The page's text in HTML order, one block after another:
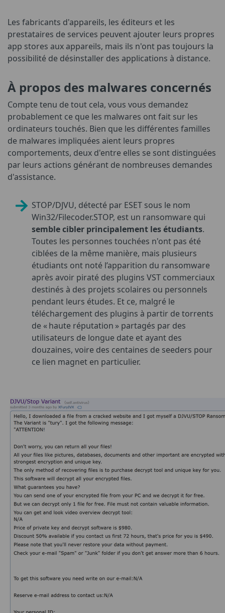
Les fabricants d'appareils, les éditeurs et les
prestataires de services peuvent ajouter leurs propres
app stores aux appareils, mais ils n'ont pas toujours la
possibilité de désinstaller des applications à distance.
À propos des malwares concernés
Compte tenu de tout cela, vous vous demandez
probablement ce que les malwares ont fait sur les
ordinateurs touchés. Bien que les différentes familles
de malwares impliquées aient leurs propres
comportements, deux d'entre elles se sont distinguées
par leurs actions générant de nombreuses demandes
d'assistance.
STOP/DJVU, détecté par ESET sous le nom
Win32/Filecoder.STOP, est un ransomware qui
semble cibler principalement les étudiants.
Toutes les personnes touchées n'ont pas été
ciblées de la même manière, mais plusieurs
étudiants ont noté l’apparition du ransomware
après avoir piraté des plugins VST commerciaux
destinés à des projets scolaires ou personnels
pendant leurs études. Et ce, malgré le
téléchargement des plugins à partir de torrents
de « haute réputation » partagés par des
utilisateurs de longue date et ayant des
douzaines, voire des centaines de seeders pour
ce lien magnet en particulier.